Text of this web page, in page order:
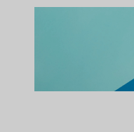
TRACKER